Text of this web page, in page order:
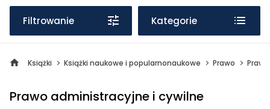
Filtrowanie Kategorie
Książki Książki naukowe i popularnonaukowe Prawo
Prawo administracyjne i cywilne